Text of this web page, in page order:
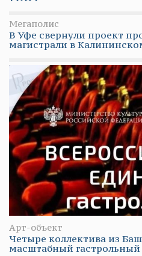
Мегаполис
В Уфе свернули проект
магистрали в
Арт-объект
Четыре коллектива из
масштабный гастрольный